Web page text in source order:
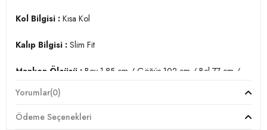
Kol Bilgisi : Kısa Kol
Kalıp Bilgisi : Slim Fit
Manken Ölçüsü : Boy 1.85 cm / Göğüs 102 cm / Bel 77 cm /
Üretim Yeri :
Türkiye
3DY15412001.150
Yorumlar(0)
Ödeme Seçenekleri